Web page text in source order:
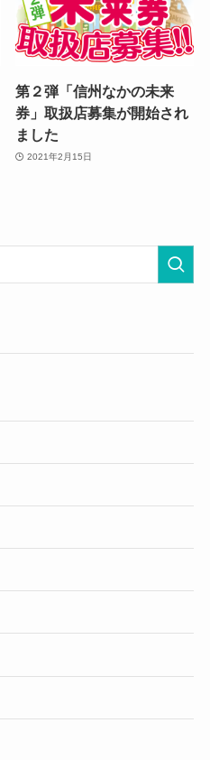
第２弾「信州なかの未来
券」取扱店募集が開始され
ました
2021年2月15日